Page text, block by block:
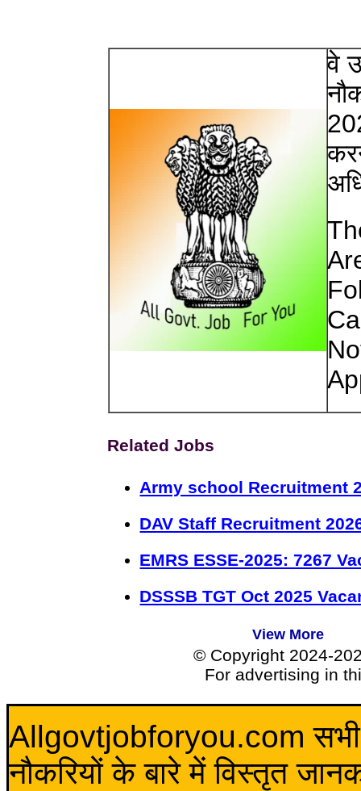
वे
Related Jobs
Army school Recruitment
DAV Staff Recruitment
EMRS ESSE-2025: 7267
DSSSB TGT Oct 2025
View More
© Copyright 2024-
For advertising in
Allgovtjobforyou.com सभी
नौकरियों के बारे में विस्तृत